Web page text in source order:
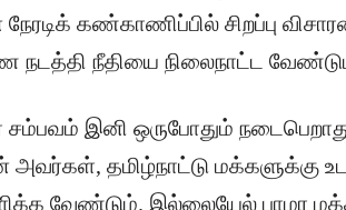
கண்காணிப்பில் சிறப்பு
நடத்தி நீதியை நிலைநாட்ட
இனி ஒருபோதும்
அவர்கள், தமிழ்நாட்டு மக்களுக்கு
வேண்டும். இல்லையேல் பாமர